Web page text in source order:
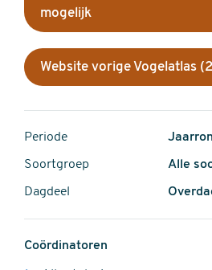
mogelijk
Website vorige Vogelatlas
Periode
Soortgroep Alle
Dagdeel
Coördinatoren